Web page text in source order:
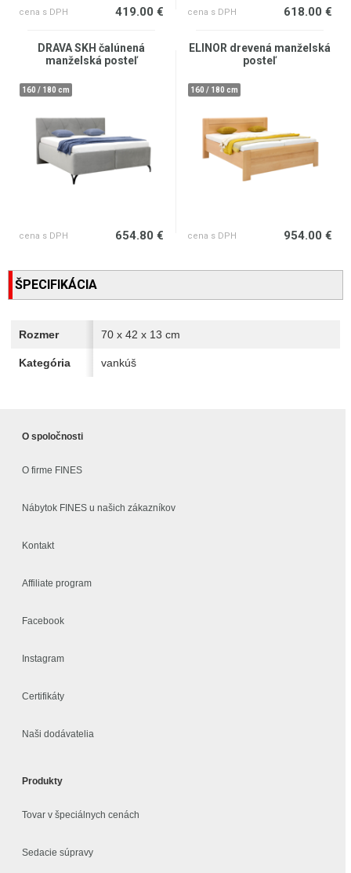
cena s DPH 419.00 € cena s DPH 618.00 €
DRAVA SKH čalúnená
manželská posteľ
160 / 180 cm
cena s DPH 654.80 €
ELINOR drevená manželská
posteľ
160 / 180 cm
cena s DPH 954.00 €
ŠPECIFIKÁCIA
Rozmer 70 x 42 x 13 cm
Kategória vankúš
O spoločnosti
O firme FINES
Nábytok FINES u našich zákazníkov
Kontakt
Affiliate program
Facebook
Instagram
Certifikáty
Naši dodávatelia
Produkty
Tovar v špeciálnych cenách
Sedacie súpravy